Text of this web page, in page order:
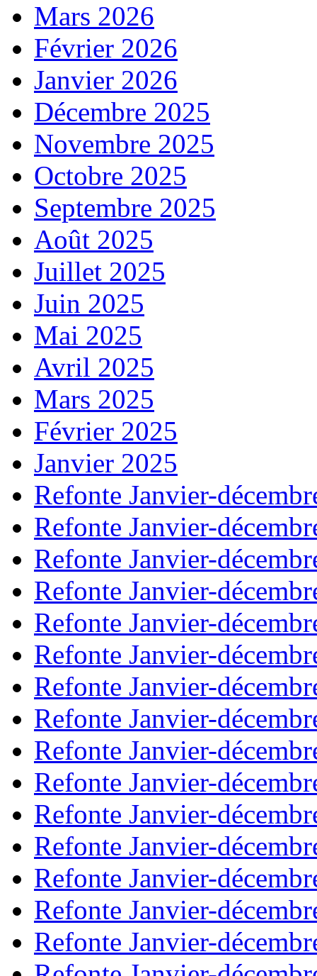
Mars 2026
Février 2026
Janvier 2026
Décembre 2025
Novembre 2025
Octobre 2025
Septembre 2025
Août 2025
Juillet 2025
Juin 2025
Mai 2025
Avril 2025
Mars 2025
Février 2025
Janvier 2025
Refonte Janvier-
Refonte Janvier-
Refonte Janvier-
Refonte Janvier-
Refonte Janvier-
Refonte Janvier-
Refonte Janvier-
Refonte Janvier-
Refonte Janvier-
Refonte Janvier-
Refonte Janvier-
Refonte Janvier-
Refonte Janvier-
Refonte Janvier-
Refonte Janvier-